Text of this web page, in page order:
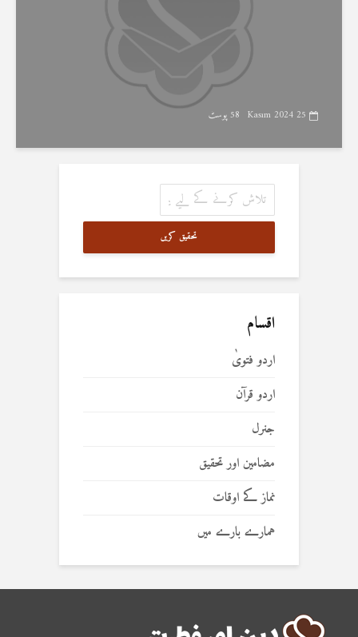
25 Kasım 2024 58 پوسٹ
تحقیق کریں
اقسام
اردو فتویٰ
اردو قرآن
جنرل
مضامین اور تحقیق
نماز کے اوقات
ہمارے بارے میں